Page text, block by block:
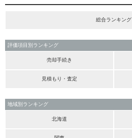
総合ランキング
評価項目別ランキング
売却手続き
見積もり・査定
地域別ランキング
北海道